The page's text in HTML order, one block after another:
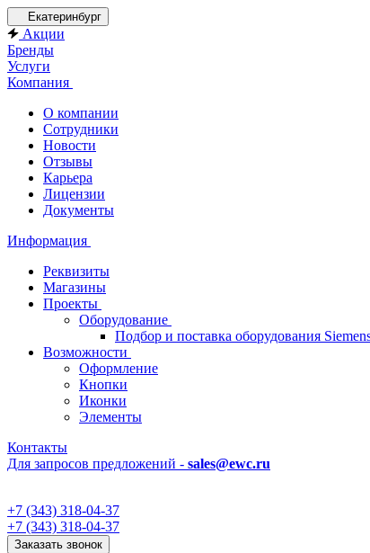
Екатеринбург
Акции
Бренды
Услуги
Компания
О компании
Сотрудники
Новости
Отзывы
Карьера
Лицензии
Документы
Информация
Реквизиты
Магазины
Проекты
Оборудование
Подбор и поставка оборудования
Возможности
Оформление
Кнопки
Иконки
Элементы
Контакты
Для запросов предложений - sales@ewc.ru
+7 (343) 318-04-37
+7 (343) 318-04-37
Заказать звонок